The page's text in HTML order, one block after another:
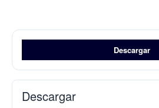
Descargar
Descargar